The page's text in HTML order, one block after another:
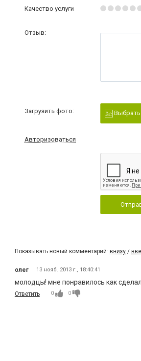
Качество услуги
Отзыв:
Загрузить фото: Выбрать
Авторизоваться
Показывать новый комментарий: внизу /
олег 13 нояб. 2013 г., 18:40:41
молодцы! мне понравилось как
Ответить 0 0